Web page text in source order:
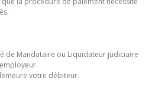
de Mandataire ou Liquidateur judiciaire
votre débiteur.